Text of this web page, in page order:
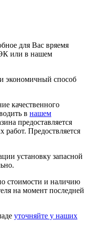
для Вас вряемя
или в нашем
экономичный способ
качественного
в нашем
предоставляется
работ. Предоствляется
установку запасной
стоимости и наличию
на момент последней
уточняйте у наших